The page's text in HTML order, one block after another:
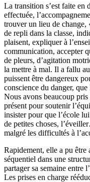
La transition s’est faite en
effectuée,
trouver un lieu de change,
de repli dans la classe,
plaisent, expliquer à
communication, accepter
de pleurs, d’agitation
la mettre à mal. Il a fallu
puissent être dangereux
conscience du danger,
Nous avons beaucoup
présent pour soutenir
insister pour que l’école
de petites choses,
malgré les difficultés à
Rapidement, elle a pu être
séquentiel dans une
partager sa semaine entre
Les prises en charge